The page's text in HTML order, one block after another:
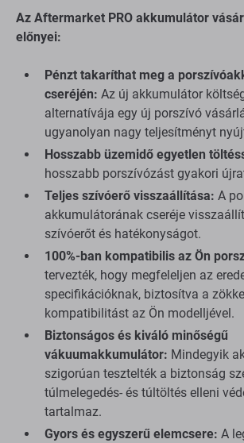
Az Aftermarket PRO akkumulátor
előnyei:
Pénzt takaríthat meg a
cseréjén: Az új akkumulátor
alternatívája egy új porszívó
ugyanolyan nagy teljesítményt
Hosszabb üzemidő egyetlen
hosszabb porszívózást gyakori
Teljes szívóerő visszaállítása: A
akkumulátorának cseréje
szívóerőt és hatékonyságot.
100%-ban kompatibilis az Ön
tervezték, hogy megfeleljen az
specifikációknak, biztosítva a
kompatibilitást az Ön modelljével.
Biztonságos és kiváló minőségű
vákuumakkumulátor: Mindegyik
szigorúan tesztelték a biztonság
túlmelegedés- és túltöltés elleni
tartalmaz.
Gyors és egyszerű elemcsere: A